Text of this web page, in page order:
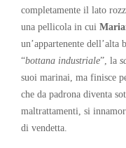
completamente il lato
una pellicola in cui
un’appartenente dell’alta
“bottana industriale”, la
suoi marinai, ma finisce
che da padrona diventa
maltrattamenti, si
di vendetta.